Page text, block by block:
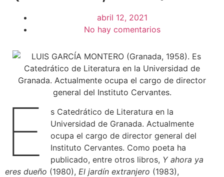
abril 12, 2021
No hay comentarios
E
s Catedrático de Literatura en la
Universidad de Granada. Actualmente
ocupa el cargo de director general del
Instituto Cervantes. Como poeta ha
publicado, entre otros libros, Y ahora ya
eres dueño (1980), El jardín extranjero (1983),